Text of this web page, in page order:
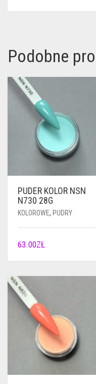
Podobne
PUDER KOLOR NSN
N730 28G
KOLOROWE, PUDRY
63.00ZŁ